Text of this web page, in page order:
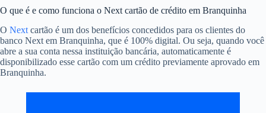
O que é e como funciona o Next cartão de crédito em Branquinha
O Next cartão é um dos benefícios concedidos para os clientes do
banco Next em Branquinha, que é 100% digital. Ou seja, quando você
abre a sua conta nessa instituição bancária, automaticamente é
disponibilizado esse cartão com um crédito previamente aprovado em
Branquinha.